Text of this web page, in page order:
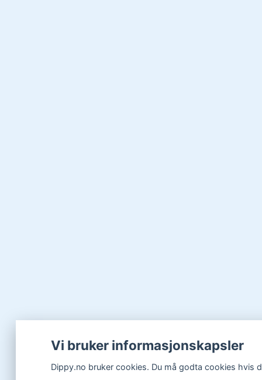
Vi bruker informasjonskapsler
Dippy.no bruker cookies. Du må godta cookies hvis